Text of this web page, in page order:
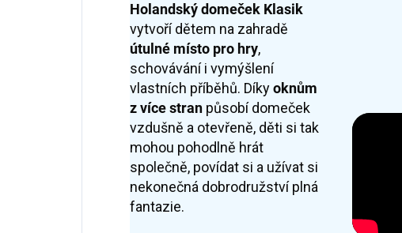
Holandský domeček Klasik
vytvoří dětem na zahradě
útulné místo pro hry,
schovávání i vymýšlení
vlastních příběhů. Díkyoknům
z více stran působí domeček
vzdušně a otevřeně, děti si tak
mohou pohodlně hrát
společně, povídat si a užívat si
nekonečná dobrodružství plná
fantazie.